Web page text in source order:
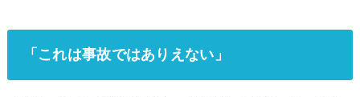
「これは事故ではありえない」